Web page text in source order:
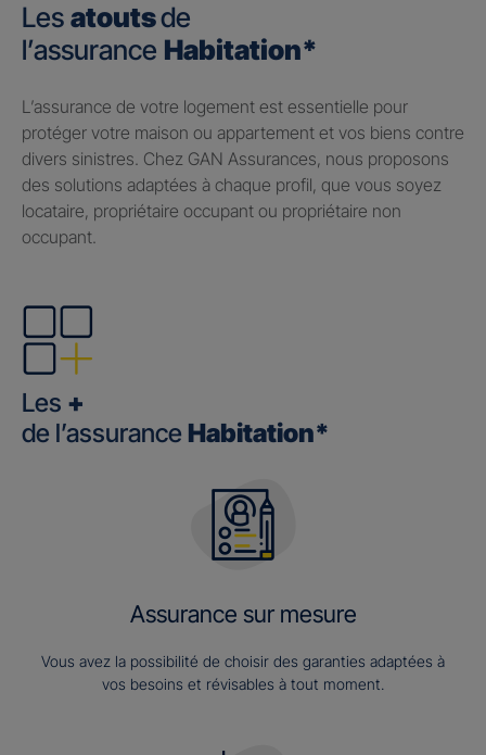
Les atoutsde
l’assurance Habitation*
​L’assurance de votre logement est essentielle pour
protéger votre maison ou appartement et vos biens contre
divers sinistres. Chez GAN Assurances, nous proposons
des solutions adaptées à chaque profil, que vous soyez
locataire, propriétaire occupant ou propriétaire non
occupant.
Les +
de l’assurance Habitation*
Assurance sur mesure
Vous avez la possibilité de choisir des garanties adaptées à
vos besoins et révisables à tout moment.